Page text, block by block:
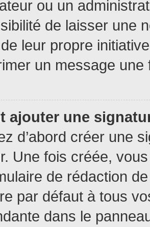
ou un
de laisser une
leur propre
un message une
ajouter une
d’abord créer une
Une fois créée,
de rédaction
par défaut à tous
dans le